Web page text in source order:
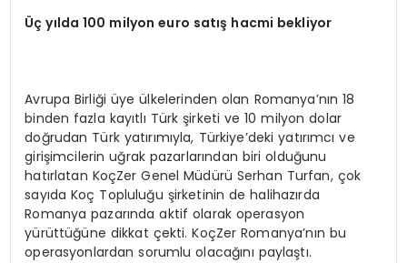
Üçyılda 100 milyon euro satış hacmi bekliyor
Avrupa Birliği üye ülkelerinden olan Romanya’nın 18
binden fazla kayıtlı Türk şirketi ve 10 milyon dolar
doğrudan Türk yatırımıyla, Türkiye’deki yatırımcı ve
girişimcilerin uğrak pazarlarından biri olduğunu
hatırlatan KoçZer Genel Müdürü Serhan Turfan, çok
sayıda Koç Topluluğu şirketinin de halihazırda
Romanya pazarında aktif olarak operasyon
yürüttüğüne dikkat çekti. KoçZer Romanya’nın bu
operasyonlardan sorumlu olacağını paylaştı.